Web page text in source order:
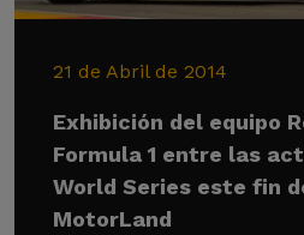
21 de Abril de 2014
Exhibición del equipo
Formula 1 entre las
World Series este fin
MotorLand